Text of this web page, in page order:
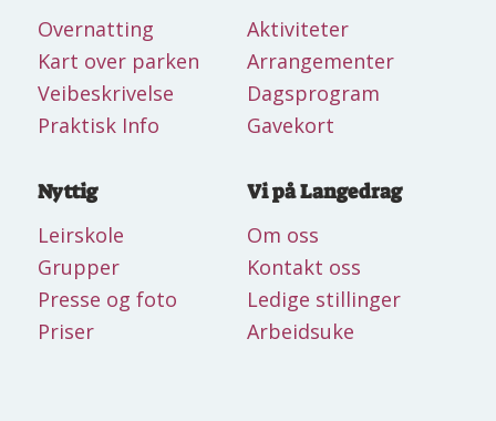
Overnatting
Kart over parken
Veibeskrivelse
Praktisk Info
Aktiviteter
Arrangementer
Dagsprogram
Gavekort
Nyttig
Leirskole
Grupper
Presse og foto
Priser
Vi på Langedrag
Om oss
Kontakt oss
Ledige stillinger
Arbeidsuke